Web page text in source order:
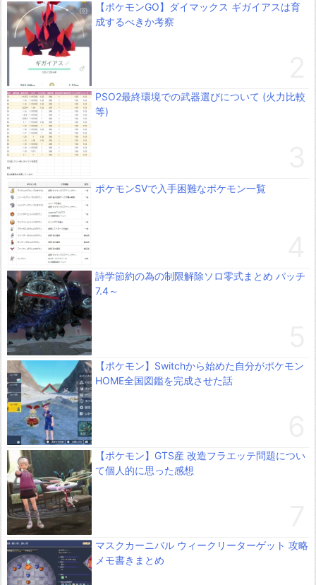
【ポケモンGO】ダイマックス ギガイアスは育
成するべきか考察
PSO2最終環境での武器選びについて (火力比較
等)
ポケモンSVで入手困難なポケモン一覧
詩学節約の為の制限解除ソロ零式まとめ パッチ
7.4～
【ポケモン】Switchから始めた自分がポケモン
HOME全国図鑑を完成させた話
【ポケモン】GTS産 改造フラエッテ問題につい
て個人的に思った感想
マスクカーニバル ウィークリーターゲット 攻略
メモ書きまとめ